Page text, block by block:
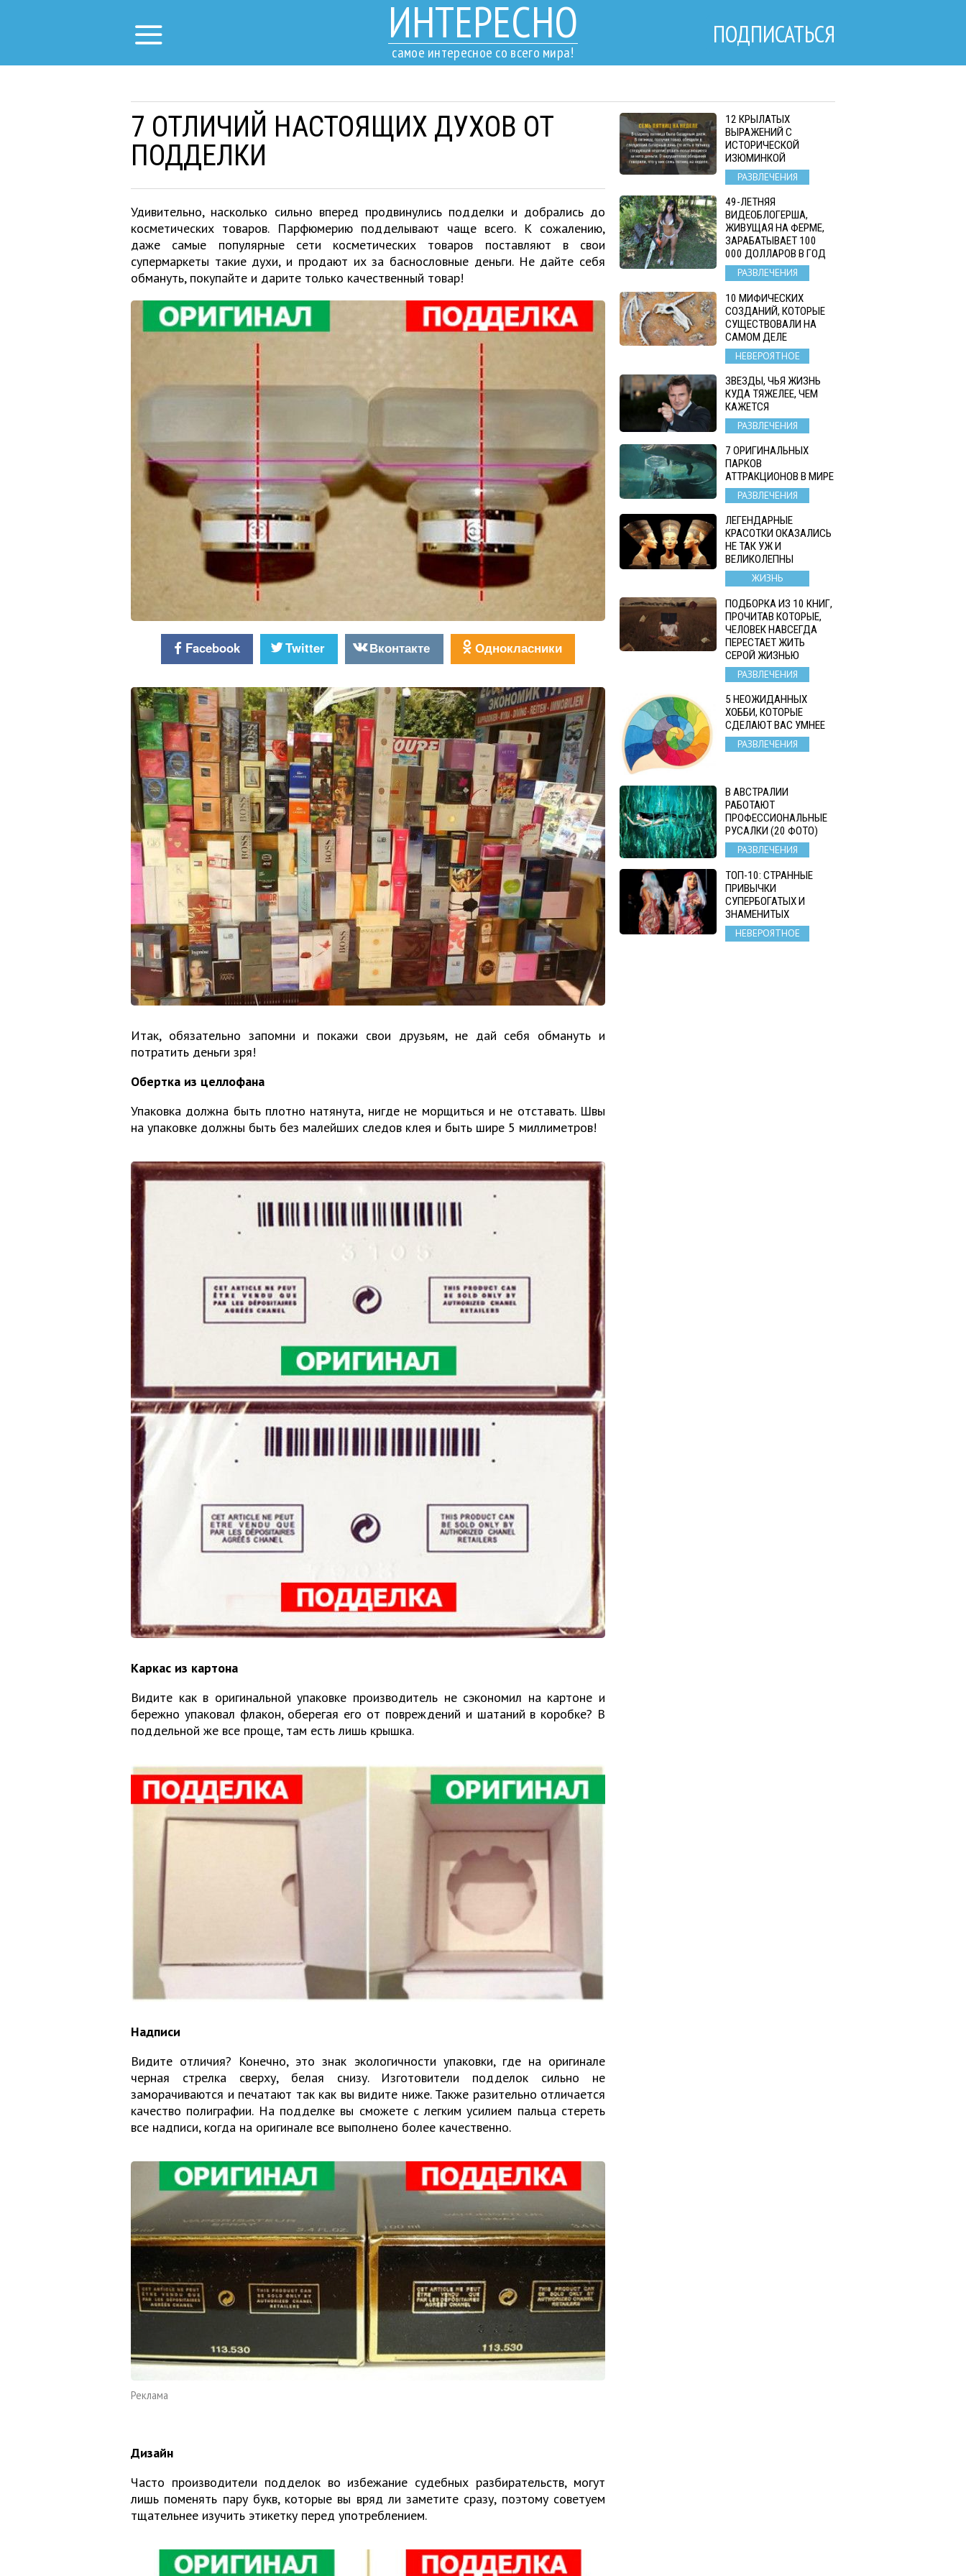
ИНТЕРЕСНО
самое интересное со всего мира!
ПОДПИСАТЬСЯ
7 ОТЛИЧИЙ НАСТОЯЩИХ ДУХОВ ОТ
ПОДДЕЛКИ
Удивительно, насколько сильно вперед продвинулись подделки и добрались до
косметических товаров. Парфюмерию подделывают чаще всего. К сожалению,
даже самые популярные сети косметических товаров поставляют в свои
супермаркеты такие духи, и продают их за баснословные деньги. Не дайте себя
обмануть, покупайте и дарите только качественный товар!
Facebook Twitter Вконтакте Однокласники
Итак, обязательно запомни и покажи свои друзьям, не дай себя обмануть и
потратить деньги зря!
Обертка из целлофана
Упаковка должна быть плотно натянута, нигде не морщиться и не отставать. Швы
на упаковке должны быть без малейших следов клея и быть шире 5 миллиметров!
Каркас из картона
Видите как в оригинальной упаковке производитель не сэкономил на картоне и
бережно упаковал флакон, оберегая его от повреждений и шатаний в коробке? В
поддельной же все проще, там есть лишь крышка.
Надписи
Видите отличия? Конечно, это знак экологичности упаковки, где на оригинале
черная стрелка сверху, белая снизу. Изготовители подделок сильно не
заморачиваются и печатают так как вы видите ниже. Также разительно отличается
качество полиграфии. На подделке вы сможете с легким усилием пальца стереть
все надписи, когда на оригинале все выполнено более качественно.
Реклама
Дизайн
Часто производители подделок во избежание судебных разбирательств, могут
лишь поменять пару букв, которые вы вряд ли заметите сразу, поэтому советуем
тщательнее изучить этикетку перед употреблением.
12 КРЫЛАТЫХ
ВЫРАЖЕНИЙ С
ИСТОРИЧЕСКОЙ
ИЗЮМИНКОЙ
РАЗВЛЕЧЕНИЯ
49-ЛЕТНЯЯ
ВИДЕОБЛОГЕРША,
ЖИВУЩАЯ НА ФЕРМЕ,
ЗАРАБАТЫВАЕТ 100
000 ДОЛЛАРОВ В ГОД
РАЗВЛЕЧЕНИЯ
10 МИФИЧЕСКИХ
СОЗДАНИЙ, КОТОРЫЕ
СУЩЕСТВОВАЛИ НА
САМОМ ДЕЛЕ
НЕВЕРОЯТНОЕ
ЗВЕЗДЫ, ЧЬЯ ЖИЗНЬ
КУДА ТЯЖЕЛЕЕ, ЧЕМ
КАЖЕТСЯ
РАЗВЛЕЧЕНИЯ
7 ОРИГИНАЛЬНЫХ
ПАРКОВ
АТТРАКЦИОНОВ В МИРЕ
РАЗВЛЕЧЕНИЯ
ЛЕГЕНДАРНЫЕ
КРАСОТКИ ОКАЗАЛИСЬ
НЕ ТАК УЖ И
ВЕЛИКОЛЕПНЫ
ЖИЗНЬ
ПОДБОРКА ИЗ 10 КНИГ,
ПРОЧИТАВ КОТОРЫЕ,
ЧЕЛОВЕК НАВСЕГДА
ПЕРЕСТАЕТ ЖИТЬ
СЕРОЙ ЖИЗНЬЮ
РАЗВЛЕЧЕНИЯ
5 НЕОЖИДАННЫХ
ХОББИ, КОТОРЫЕ
СДЕЛАЮТ ВАС УМНЕЕ
РАЗВЛЕЧЕНИЯ
В АВСТРАЛИИ
РАБОТАЮТ
ПРОФЕССИОНАЛЬНЫЕ
РУСАЛКИ (20 ФОТО)
РАЗВЛЕЧЕНИЯ
ТОП-10: СТРАННЫЕ
ПРИВЫЧКИ
СУПЕРБОГАТЫХ И
ЗНАМЕНИТЫХ
НЕВЕРОЯТНОЕ